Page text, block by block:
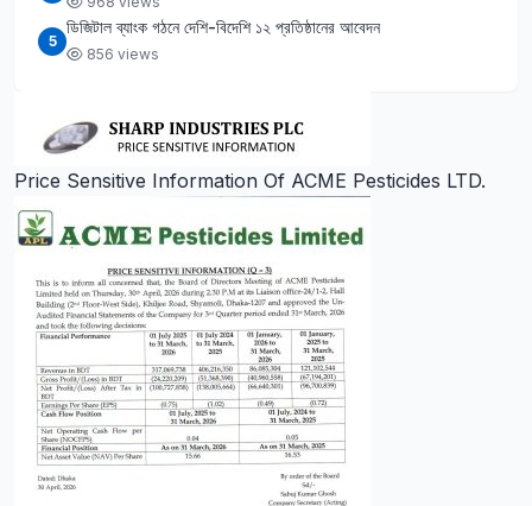
5
ডিজিটাল ব্যাংক গঠনে দেশি-বিদেশি ১২ প্রতিষ্ঠানের আবেদন
856 views
Price Sensitive Information Of ACME Pesticides LTD.